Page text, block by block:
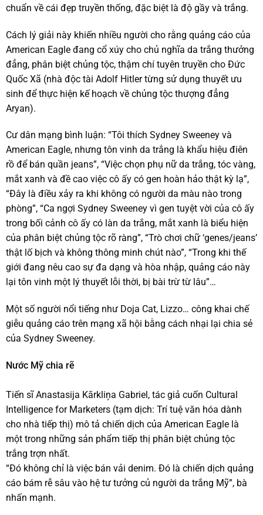
chuẩn về cái đẹp truyền thống, đặc biệt là độ gầy và trắng.
Cách lý giải này khiến nhiều người cho rằng quảng cáo của
American Eagle đang cổ xúy cho chủ nghĩa da trắng thưởng
đẳng, phân biệt chủng tộc, thậm chí tuyên truyền cho Đức
Quốc Xã (nhà độc tài Adolf Hitler từng sử dụng thuyết ưu
sinh để thực hiện kế hoạch về chủng tộc thượng đẳng
Aryan).
Cư dân mạng bình luận: “Tôi thích Sydney Sweeney và
American Eagle, nhưng tôn vinh da trắng là khẩu hiệu điên
rồ để bán quần jeans”, “Việc chọn phụ nữ da trắng, tóc vàng,
mắt xanh và đề cao việc cô ấy có gen hoàn hảo thật kỳ lạ”,
“Đây là điều xảy ra khi không có người da màu nào trong
phòng”, “Ca ngợi Sydney Sweeney vì gen tuyệt vời của cô ấy
trong bối cảnh cô ấy có làn da trắng, mắt xanh là biểu hiện
của phân biệt chủng tộc rõ ràng”, “Trò chơi chữ ‘genes/jeans’
thật lố bịch và không thông minh chút nào”, “Trong khi thế
giới đang nêu cao sự đa dạng và hòa nhập, quảng cáo này
lại tôn vinh một lý thuyết lỗi thời, bị bài trừ từ lâu”…
Một số người nổi tiếng như Doja Cat, Lizzo… công khai chế
giễu quảng cáo trên mạng xã hội bằng cách nhại lại chia sẻ
của Sydney Sweeney.
Nước Mỹ chia rẽ
Tiến sĩ Anastasija Kārkliņa Gabriel, tác giả cuốn Cultural
Intelligence for Marketers (tạm dịch: Trí tuệ văn hóa dành
cho nhà tiếp thị) mô tả chiến dịch của American Eagle là
một trong những sản phẩm tiếp thị phân biệt chủng tộc
trắng trợn nhất.
“Đó không chỉ là việc bán vải denim. Đó là chiến dịch quảng
cáo bám rễ sâu vào hệ tư tưởng củ người da trắng Mỹ”, bà
nhấn mạnh.